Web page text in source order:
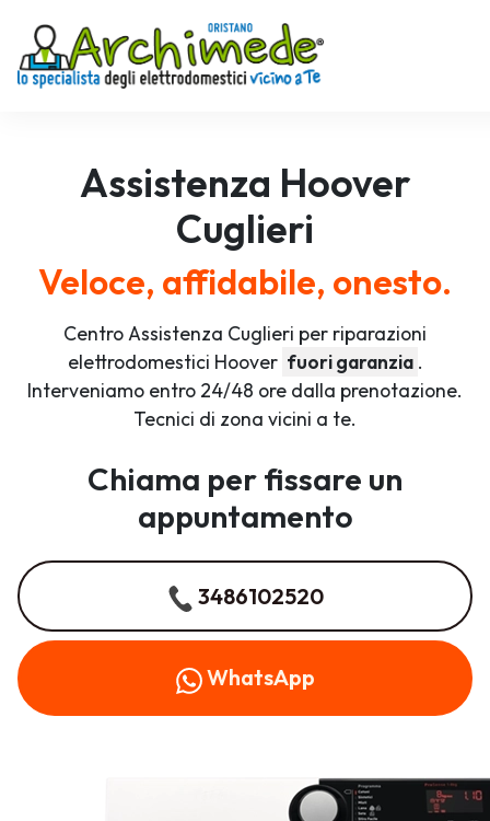
Assistenza Hoover
Cuglieri
Veloce, affidabile, onesto.
Centro Assistenza Cuglieri per riparazioni
elettrodomestici Hoover fuori garanzia .
Interveniamo entro 24/48 ore dalla prenotazione.
Tecnici di zona vicini a te.
Chiama per fissare un
appuntamento
3486102520
WhatsApp